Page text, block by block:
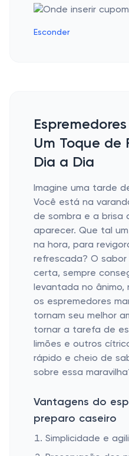
Esconder
Um Toque de
Dia a Dia
Imagine uma tarde
Você está na
de sombra e a brisa
aparecer. Que tal
na hora, para
refrescada? O
certa, sempre
levantada no ânimo,
os espremedores
tornam seu melhor
tornar a tarefa de
limões e outros
rápido e cheio de
sobre essa
Vantagens do
preparo caseiro
Simplicidade e